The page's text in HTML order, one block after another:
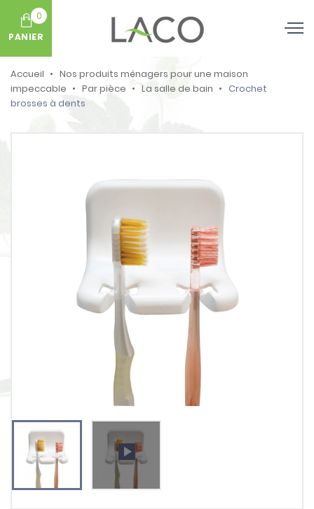
0
PANIER
Accueil
Nos produits ménagers pour une maison
impeccable
Par pièce La salle de bain
Crochet
brosses à dents
play_arrow